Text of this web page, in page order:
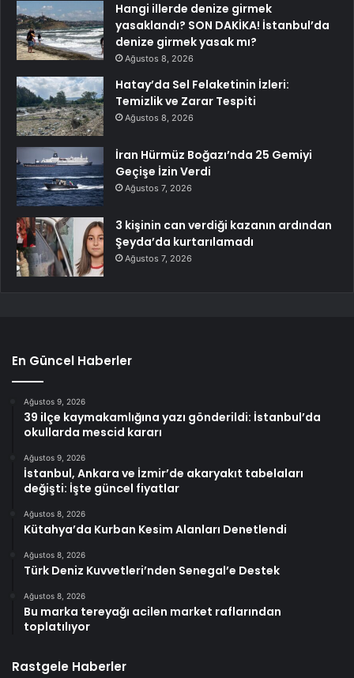
Hangi illerde denize girmek
yasaklandı? SON DAKİKA! İstanbul’da
denize girmek yasak mı?
Ağustos 8, 2026
Hatay’da Sel Felaketinin İzleri:
Temizlik ve Zarar Tespiti
Ağustos 8, 2026
İran Hürmüz Boğazı’nda 25 Gemiyi
Geçişe İzin Verdi
Ağustos 7, 2026
3 kişinin can verdiği kazanın ardından
Şeyda’da kurtarılamadı
Ağustos 7, 2026
En Güncel Haberler
Ağustos 9, 2026
39 ilçe kaymakamlığına yazı gönderildi: İstanbul’da
okullarda mescid kararı
Ağustos 9, 2026
İstanbul, Ankara ve İzmir’de akaryakıt tabelaları
değişti: İşte güncel fiyatlar
Ağustos 8, 2026
Kütahya’da Kurban Kesim Alanları Denetlendi
Ağustos 8, 2026
Türk Deniz Kuvvetleri’nden Senegal’e Destek
Ağustos 8, 2026
Bu marka tereyağı acilen market raflarından
toplatılıyor
Rastgele Haberler